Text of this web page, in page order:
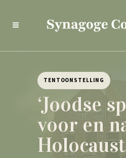
TENTOONSTELLING
‘Joodse
voor en